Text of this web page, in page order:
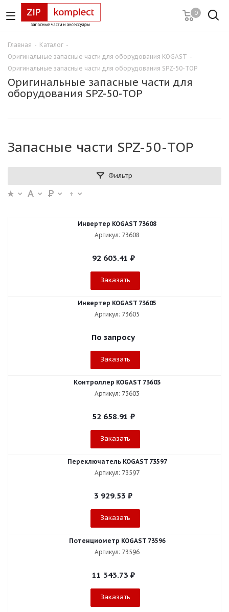
0
Главная - Каталог -
Оригинальные запасные части для оборудования KOGAST -
Оригинальные запасные части для оборудования SPZ-50-TOP
Оригинальные запасные части для
оборудования SPZ-50-TOP
Запасные части SPZ-50-TOP
Фильтр
Инвертер KOGAST 73608
Артикул: 73608
92 603.41 ₽
Заказать
Инвертер KOGAST 73605
Артикул: 73605
По запросу
Заказать
Контроллер KOGAST 73603
Артикул: 73603
52 658.91 ₽
Заказать
Переключатель KOGAST 73597
Артикул: 73597
3 929.53 ₽
Заказать
Потенциометр KOGAST 73596
Артикул: 73596
11 343.73 ₽
Заказать